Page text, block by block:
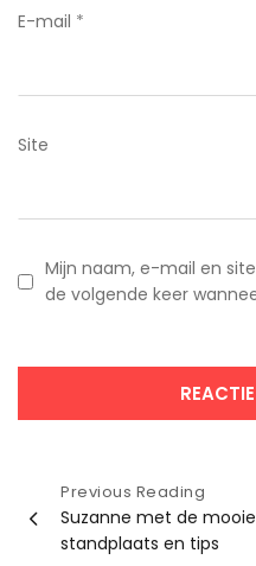
E-mail *
Site
Mijn naam, e-mail en
de volgende keer
Bericht
navigatie
Previous Reading
Suzanne met de
standplaats en tips